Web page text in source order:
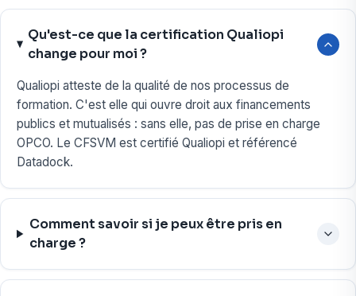
Qu'est-ce que la certification Qualiopi
change pour moi ?
Qualiopi atteste de la qualité de nos processus de
formation. C'est elle qui ouvre droit aux financements
publics et mutualisés : sans elle, pas de prise en charge
OPCO. Le CFSVM est certifié Qualiopi et référencé
Datadock.
Comment savoir si je peux être pris en
charge ?